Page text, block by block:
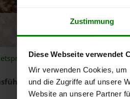
Zustimmung
Diese Webseite verwendet
Wir verwenden Cookies,
und die Zugriffe auf unsere
Website an unsere Partner
BundeslandHessen
Preisangebotund